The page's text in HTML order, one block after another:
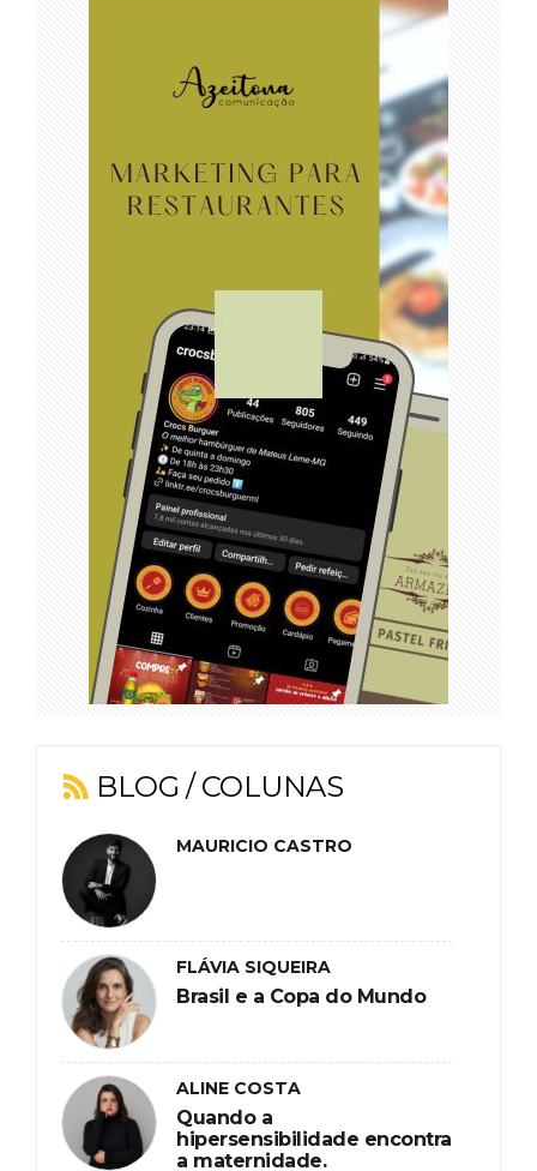
BLOG / COLUNAS
MAURICIO CASTRO
FLÁVIA SIQUEIRA
Brasil e a Copa do Mundo
ALINE COSTA
Quando a
hipersensibilidade encontra
a maternidade.